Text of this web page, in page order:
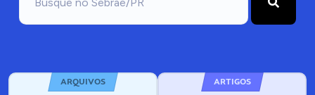
ARQUIVOS ARTIGOS